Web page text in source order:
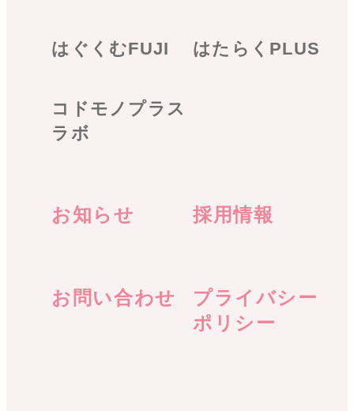
はぐくむFUJI はたらくPLUS
コドモノプラス
ラボ
お知らせ 採用情報
お問い合わせ
プライバシー
ポリシー